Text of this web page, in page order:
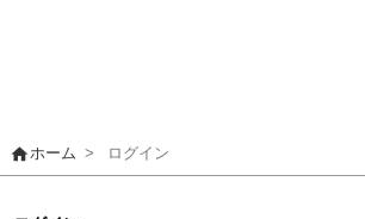
homeホーム > ログイン